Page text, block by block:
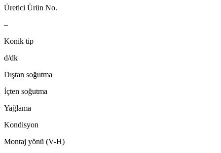
Üretici Ürün No.
–
Konik tip
d/dk
Dıştan soğutma
İçten soğutma
Yağlama
Kondisyon
Montaj yönü (V-H)